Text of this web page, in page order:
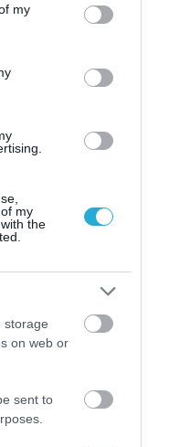
You may click to
third-party tags to
in below Google
my
my
the
storage
on web or
sent to